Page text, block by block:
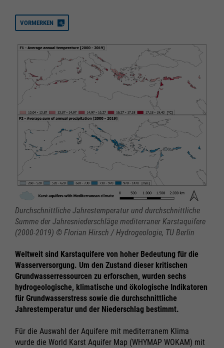
VORMERKEN
Durchschnittliche Jahrestemperatur und durchschnittliche
Summe der Jahresniederschläge mediterraner Karstaquifere
(2000-2019) © Florian Hirsch / Hydrogeologie, TU Berlin
Weltweit sind Karstaquifere von hoher Bedeutung für die
Wasserversorgung. Um den Zustand dieser kritischen
Grundwasserressourcen zu erforschen, wurden sechs
hydrogeologische, klimatische und ökologische Indikatoren
für Grundwasserstress sowie die durchschnittliche
Jahrestemperatur und der Niederschlag bestimmt.
Für die Auswahl der Aquifere mit mediterranem Klima
wurde die World Karst Aquifer Map (WHYMAP WOKAM) mit